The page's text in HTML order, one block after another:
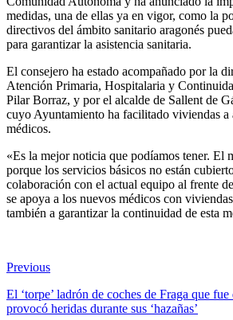
medidas, una de ellas ya en vigor, como la
directivos del ámbito sanitario aragonés
para garantizar la asistencia sanitaria.
El consejero ha estado acompañado por la
Atención Primaria, Hospitalaria y
Pilar Borraz, y por el alcalde de Sallent de
cuyo Ayuntamiento ha facilitado viviendas a
médicos.
«Es la mejor noticia que podíamos tener. El
porque los servicios básicos no están
colaboración con el actual equipo al frente
se apoya a los nuevos médicos con
también a garantizar la continuidad de esta
Previous
El ‘torpe’ ladrón de coches de Fraga que
provocó heridas durante sus ‘hazañas’